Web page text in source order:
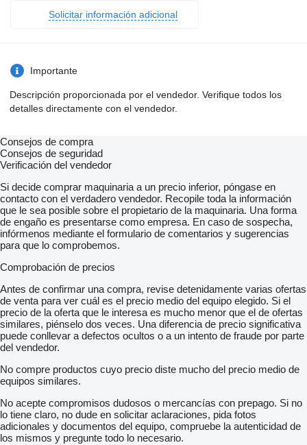
Solicitar información adicional
Importante
Descripción proporcionada por el vendedor. Verifique todos los
detalles directamente con el vendedor.
Consejos de compra
Consejos de seguridad
Verificación del vendedor
Si decide comprar maquinaria a un precio inferior, póngase en
contacto con el verdadero vendedor. Recopile toda la información
que le sea posible sobre el propietario de la maquinaria. Una forma
de engaño es presentarse como empresa. En caso de sospecha,
infórmenos mediante el formulario de comentarios y sugerencias
para que lo comprobemos.
Comprobación de precios
Antes de confirmar una compra, revise detenidamente varias ofertas
de venta para ver cuál es el precio medio del equipo elegido. Si el
precio de la oferta que le interesa es mucho menor que el de ofertas
similares, piénselo dos veces. Una diferencia de precio significativa
puede conllevar a defectos ocultos o a un intento de fraude por parte
del vendedor.
No compre productos cuyo precio diste mucho del precio medio de
equipos similares.
No acepte compromisos dudosos o mercancías con prepago. Si no
lo tiene claro, no dude en solicitar aclaraciones, pida fotos
adicionales y documentos del equipo, compruebe la autenticidad de
los mismos y pregunte todo lo necesario.